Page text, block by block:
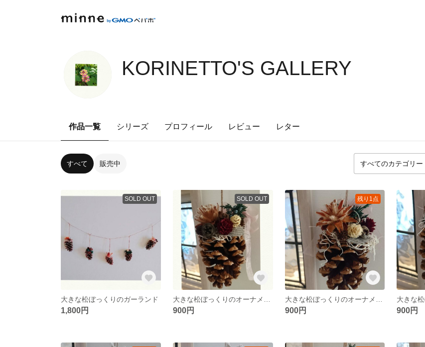
KORINETTO'S GALLERY
作品一覧 シリーズ プロフィール レビュー レター
すべて 販売中
SOLD OUT
大きな松ぼっくりのガーランド
1,800円
SOLD OUT
900円
残り1点
900円 900円